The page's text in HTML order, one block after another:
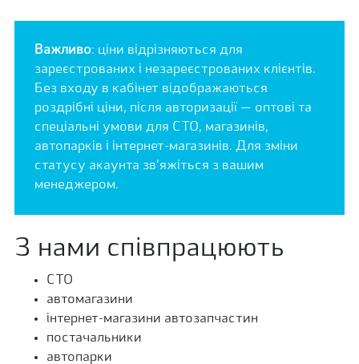
Важливо: ціни відрізняються для
зареєстрованих і незареєстрованих клієнтів.
Без входу в кабінет відображаються
роздрібні ціни, після авторизації — оптові та
спеціальні умови для СТО, магазинів,
автопарків і інтернет-магазинів. Для зміни
статусу акаунта зв’яжіться з вашим
менеджером.
З нами співпрацюють
СТО
автомагазини
інтернет-магазини автозапчастин
постачальники
автопарки